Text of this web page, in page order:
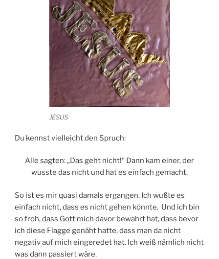
JESUS
Du kennst vielleicht den Spruch:
Alle sagten: „Das geht nicht!“ Dann kam einer, der
wusste das nicht und hat es einfach gemacht.
So ist es mir quasi damals ergangen. Ich wußte es
einfach nicht, dass es nicht gehen könnte. Und ich bin
so froh, dass Gott mich davor bewahrt hat, dass bevor
ich diese Flagge genäht hatte, dass man da nicht
negativ auf mich eingeredet hat. Ich weiß nämlich nicht
was dann passiert wäre.